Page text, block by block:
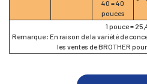
40 = 40
pouces
1 pouce =
Remarque : En raison de la variété de
les ventes de BROTHER